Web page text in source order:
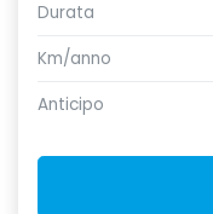
Durata
Km/anno
Anticipo